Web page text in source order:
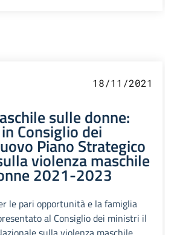
18/11/2021
sulle donne:
Consiglio dei
Piano Strategico
violenza maschile
2021-2023
le pari opportunità e la famiglia
al Consiglio dei ministri il